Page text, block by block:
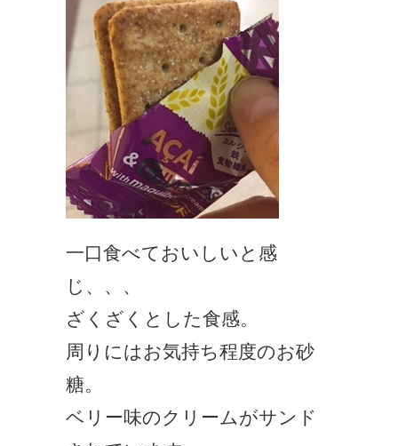
一口食べておいしいと感
じ、、、
ざくざくとした食感。
周りにはお気持ち程度のお砂
糖。
ベリー味のクリームがサンド